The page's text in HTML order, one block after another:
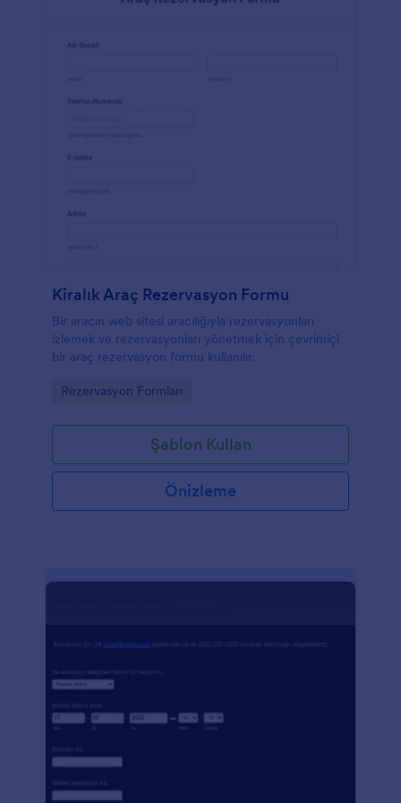
Kiralık Araç Rezervasyon Formu
Bir aracın web sitesi aracılığıyla rezervasyonları
izlemek ve rezervasyonları yönetmek için çevrimiçi
bir araç rezervasyon formu kullanılır.
Go to Category:
Rezervasyon Formları
Şablon Kullan
Önizleme